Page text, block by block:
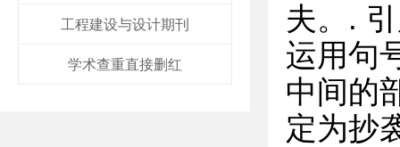
工程建设与设计期刊
学术查重直接删红
夫。.
运用句
中间的
定为抄